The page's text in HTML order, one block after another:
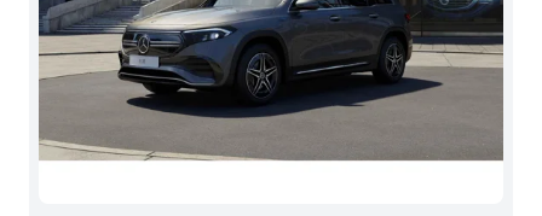
BTW (aftrekbaar) / Marge (BTW niet aftrekbaar) expand_more
Merk & Model
Mercedes-Benz close